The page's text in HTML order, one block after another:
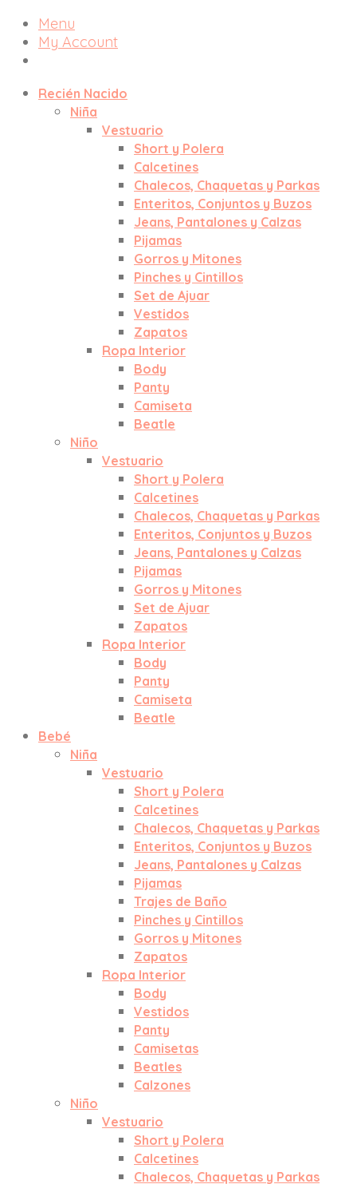
Menu
My Account
Recién Nacido
Niña
Vestuario
Short y Polera
Calcetines
Chalecos, Chaquetas y Parkas
Enteritos, Conjuntos y Buzos
Jeans, Pantalones y Calzas
Pijamas
Gorros y Mitones
Pinches y Cintillos
Set de Ajuar
Vestidos
Zapatos
Ropa Interior
Body
Panty
Camiseta
Beatle
Niño
Vestuario
Short y Polera
Calcetines
Chalecos, Chaquetas y Parkas
Enteritos, Conjuntos y Buzos
Jeans, Pantalones y Calzas
Pijamas
Gorros y Mitones
Set de Ajuar
Zapatos
Ropa Interior
Body
Panty
Camiseta
Beatle
Bebé
Niña
Vestuario
Short y Polera
Calcetines
Chalecos, Chaquetas y Parkas
Enteritos, Conjuntos y Buzos
Jeans, Pantalones y Calzas
Pijamas
Trajes de Baño
Pinches y Cintillos
Gorros y Mitones
Zapatos
Ropa Interior
Body
Vestidos
Panty
Camisetas
Beatles
Calzones
Niño
Vestuario
Short y Polera
Calcetines
Chalecos, Chaquetas y Parkas